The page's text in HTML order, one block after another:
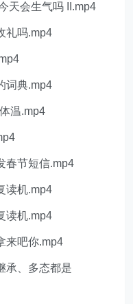
天会生气吗 II.mp4
礼吗.mp4
词典.mp4
温.mp4
春节短信.mp4
读机.mp4
读机.mp4
来吧你.mp4
承、多态都是